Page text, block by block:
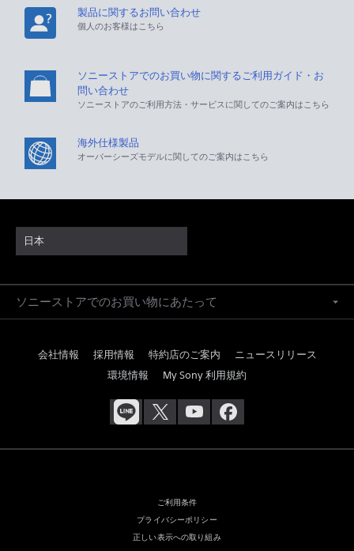
製品に関するお問い合わせ
個人のお客様はこちら
ソニーストアでのお買い物に関するご利用ガイド・お
問い合わせ
ソニーストアのご利用方法・サービスに関してのご案内はこちら
海外仕様製品
オーバーシーズモデルに関してのご案内はこちら
日本
ソニーストアでのお買い物にあたって
会社情報 採用情報 特約店のご案内
ニュースリリース
環境情報
My Sony 利用規約
ご利用条件
プライバシーポリシー
正しい表示への取り組み